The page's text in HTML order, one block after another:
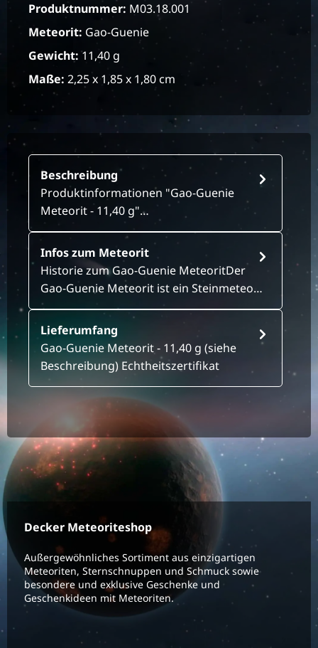
Produktnummer: M03.18.001
Meteorit: Gao-Guenie
Gewicht:11,40 g
Maße: 2,25 x 1,85 x 1,80 cm
Beschreibung
Produktinformationen "Gao-Guenie
Meteorit - 11,40 g"…
Infos zum Meteorit
Historie zum Gao-Guenie MeteoritDer
Gao-Guenie Meteorit ist ein Steinmeteo…
Lieferumfang
Gao-Guenie Meteorit - 11,40 g (siehe
Beschreibung) Echtheitszertifikat
Decker Meteoriteshop
Außergewöhnliches Sortiment aus einzigartigen
Meteoriten, Sternschnuppen und Schmuck sowie
besondere und exklusive Geschenke und
Geschenkideen mit Meteoriten.